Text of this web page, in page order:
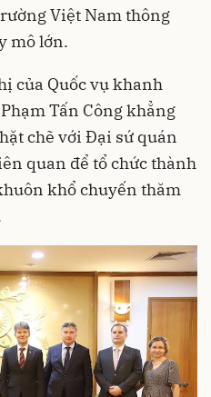
Việt Nam thông
mô lớn.
của Quốc vụ khanh
Tấn Công khẳng
chẽ với Đại sứ quán
quan để tổ chức thành
khổ chuyến thăm